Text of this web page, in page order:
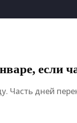
если
Часть дней